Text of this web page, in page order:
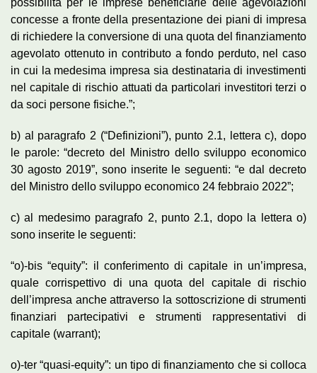
concesse a fronte della presentazione dei piani di impresa
di richiedere la conversione di una quota del finanziamento
agevolato ottenuto in contributo a fondo perduto, nel caso
in cui la medesima impresa sia destinataria di investimenti
nel capitale di rischio attuati da particolari investitori terzi o
da soci persone fisiche.”;
b) al paragrafo 2 (“Definizioni”), punto 2.1, lettera c), dopo
le parole: “decreto del Ministro dello sviluppo economico
30 agosto 2019”, sono inserite le seguenti: “e dal decreto
del Ministro dello sviluppo economico 24 febbraio 2022”;
c) al medesimo paragrafo 2, punto 2.1, dopo la lettera o)
sono inserite le seguenti:
“o)-bis “equity”: il conferimento di capitale in un’impresa,
quale corrispettivo di una quota del capitale di rischio
dell’impresa anche attraverso la sottoscrizione di strumenti
finanziari partecipativi e strumenti rappresentativi di
capitale (warrant);
o)-ter “quasi-equity”: un tipo di finanziamento che si colloca